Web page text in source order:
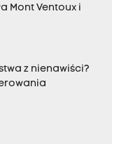
Mont Ventoux i
z nienawiści?